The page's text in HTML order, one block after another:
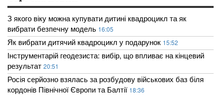
З якого віку можна купувати дитині квадроцикл та як
вибрати безпечну модель 16:05
Як вибрати дитячий квадроцикл у подарунок 15:52
Інструментарій геодезиста: вибір, що впливає на кінцевий
результат 20:51
Росія серйозно взялась за розбудову військових баз біля
кордонів Північної Європи та Балтії 18:36